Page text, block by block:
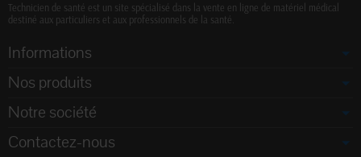
Technicien de santé est un site spécialisé dans la vente en ligne de matériel médical
destiné aux particuliers et aux professionnels de la santé.
Informations
Nos produits
Notre société
Contactez-nous